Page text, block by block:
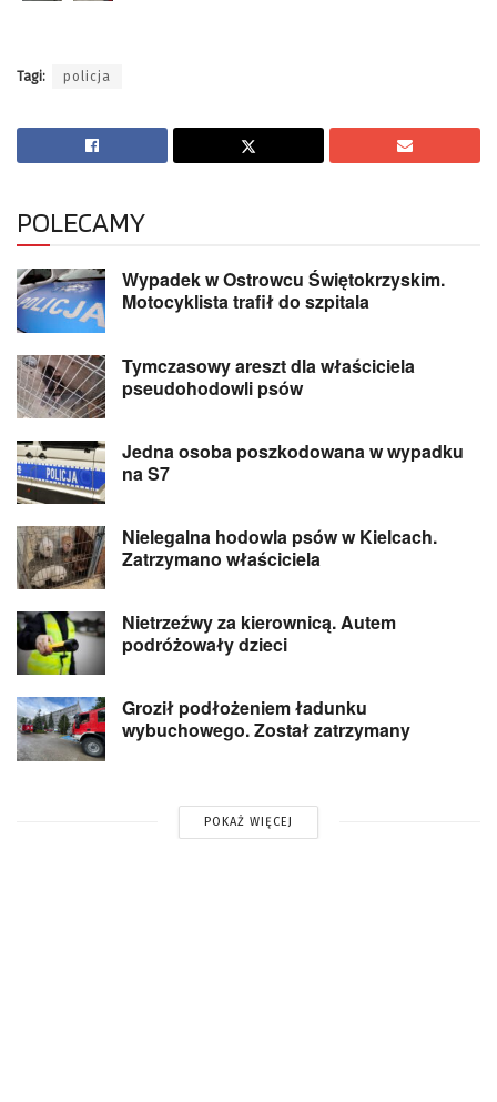
Tagi: policja
POLECAMY
Wypadek w Ostrowcu Świętokrzyskim.
Motocyklista trafił do szpitala
Tymczasowy areszt dla właściciela
pseudohodowli psów
Jedna osoba poszkodowana w wypadku
na S7
Nielegalna hodowla psów w Kielcach.
Zatrzymano właściciela
Nietrzeźwy za kierownicą. Autem
podróżowały dzieci
Groził podłożeniem ładunku
wybuchowego. Został zatrzymany
POKAŻ WIĘCEJ